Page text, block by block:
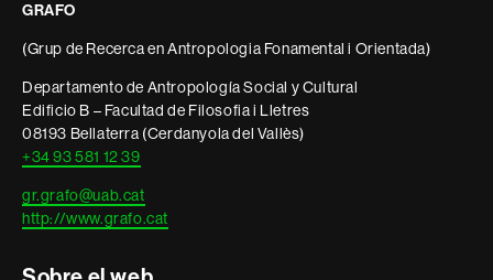
GRAFO
(Grup de Recerca en Antropologia Fonamental i Orientada)
Departamento de Antropología Social y Cultural
Edificio B – Facultad de Filosofia i Lletres
08193 Bellaterra (Cerdanyola del Vallès)
+34 93 581 12 39
gr.grafo@uab.cat
http://www.grafo.cat